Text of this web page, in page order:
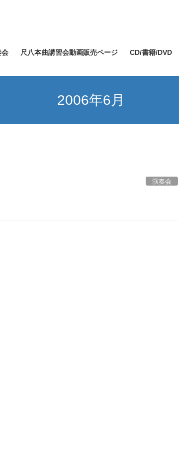
会 尺八本曲講習会動画販売ページ CD/書籍/DVD
2006年6月
演奏会